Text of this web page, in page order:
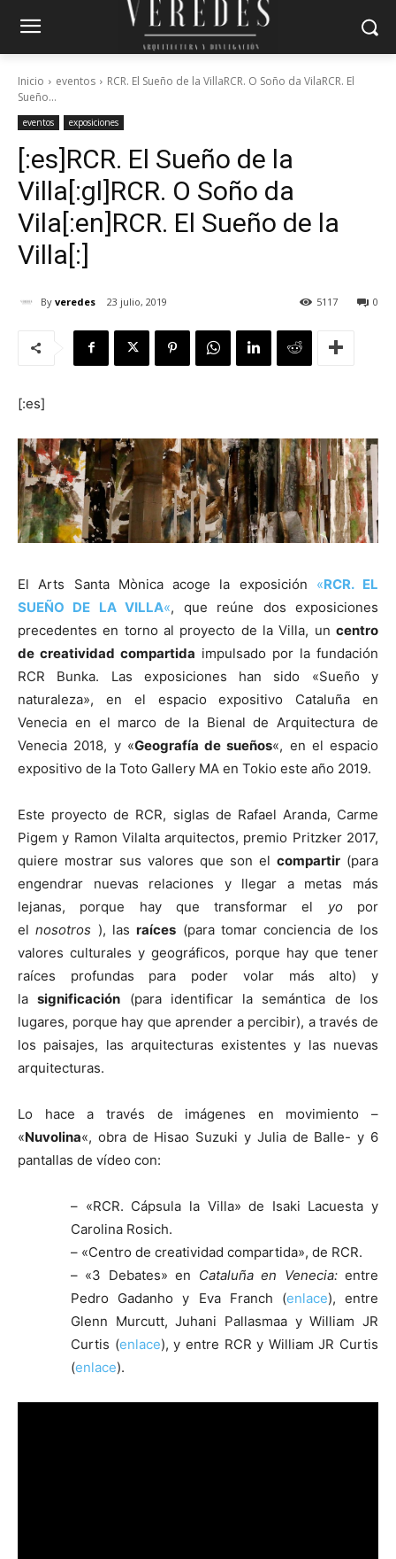
Inicio eventos
RCR. El Sueño de la VillaRCR. O Soño da VilaRCR. El
Sueño...
eventos exposiciones
[:es]RCR. El Sueño de la
Villa[:gl]RCR. O Soño da
Vila[:en]RCR. El Sueño de la
Villa[:]
By veredes 23 julio, 2019 0
5117
[:es]
El Arts Santa Mònica acoge la exposición «RCR. EL
SUEÑO DE LA VILLA«, que reúne dos exposiciones
precedentes en torno al proyecto de la Villa, un centro
de creatividad compartida impulsado por la fundación
RCR Bunka. Las exposiciones han sido «Sueño y
naturaleza», en el espacio expositivo Cataluña en
Venecia en el marco de la Bienal de Arquitectura de
Venecia 2018, y «Geografía de sueños«, en el espacio
expositivo de la Toto Gallery MA en Tokio este año 2019.
Este proyecto de RCR, siglas de Rafael Aranda, Carme
Pigem y Ramon Vilalta arquitectos, premio Pritzker 2017,
quiere mostrar sus valores que son el compartir (para
engendrar nuevas relaciones y llegar a metas más
lejanas, porque hay que transformar el yopor
elnosotros ), lasraíces (para tomar conciencia de los
valores culturales y geográficos, porque hay que tener
raíces profundas para poder volar más alto) y
lasignificación (para identificar la semántica de los
lugares, porque hay que aprender a percibir), a través de
los paisajes, las arquitecturas existentes y las nuevas
arquitecturas.
Lo hace a través de imágenes en movimiento –
«Nuvolina«, obra de Hisao Suzuki y Julia de Balle- y 6
pantallas de vídeo con:
– «RCR. Cápsula la Villa» de Isaki Lacuesta y
Carolina Rosich.
– «Centro de creatividad compartida», de RCR.
– «3 Debates» en Cataluña en Venecia:entre
Pedro Gadanho y Eva Franch (enlace), entre
Glenn Murcutt, Juhani Pallasmaa y William JR
Curtis (enlace), y entre RCR y William JR Curtis
(enlace).